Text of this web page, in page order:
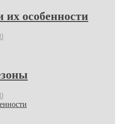
особенности
0
0